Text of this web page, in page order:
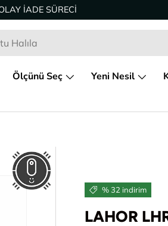
TESLİMAT
Ölçünü Seç Yeni Nesil
% 32 indirim
LAHOR